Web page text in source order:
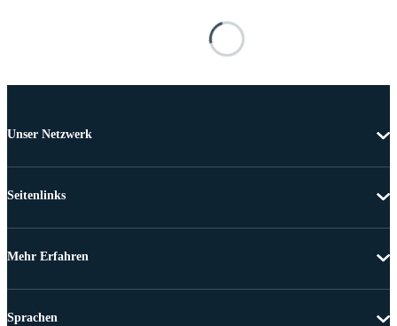
Unser Netzwerk
Seitenlinks
Mehr Erfahren
Sprachen